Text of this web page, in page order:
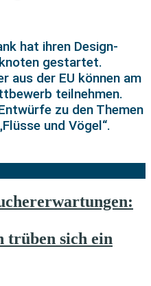
hat ihren Design-
gestartet.
aus der EU können am
teilnehmen.
zu den Themen
und Vögel“.
trüben sich ein